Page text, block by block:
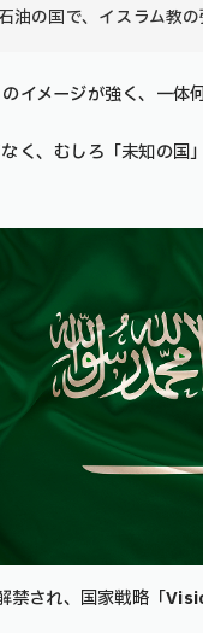
油の国で、イスラム教の
のイメージが強く、一体
く、むしろ「未知の国
禁され、国家戦略「